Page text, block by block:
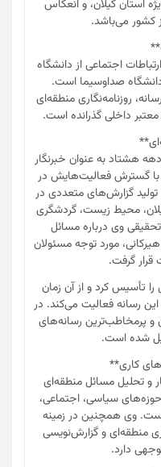
استان گیلان، و انعکاس
کشور می‌باشد.
اجتماعی از دانشگاه
دانشگاه صداوسیما است.
روزنامه‌نگاری منطقه‌ای
معتبر داخلی گذرانده است.
هشتاد به عنوان خبرنگار
با گسترش فعالیت‌هایش در
گزارش‌های متعددی در
محیط زیست، گردشگری
وی درباره مسائل
مورد توجه مسئولان
گرفت.
دیارگیل را تأسیس کرد و از آن زمان
رسانه فعالیت می‌کند. در
و پرمخاطب‌ترین رسانه‌های
شده است.
کاری**
تحلیل مسائل منطقه‌ای
حوزه‌های سیاسی، اجتماعی،
وی همچنین در زمینه
منطقه‌ای و گزارش‌نویسی
دارد.